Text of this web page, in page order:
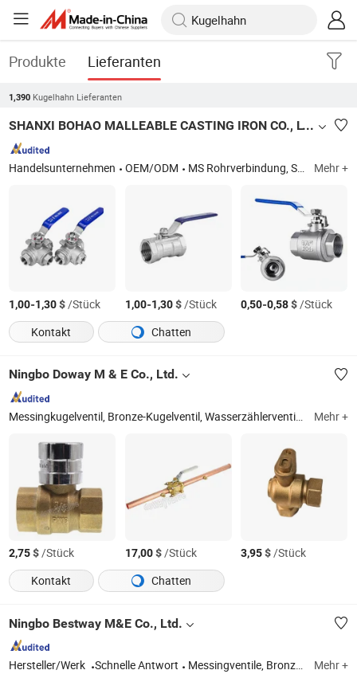
Produkte Lieferanten
1,390 Kugelhahn Lieferanten
SHANXI BOHAO MALLEABLE CASTING IRON CO., LTD
Handelsunternehmen OEM/ODM MS Rohrverbindung, SS Rohrverbindung, SS Gewindehahn, SS Flanschventil, WCB Flanschventil, gerillte Rohrverbindung, Bogen, T-Stück, Muffe, Nippel, Verbindung, Stopfen, Buchse, Kupplung, Kappe Mehr +
1,00-1,30$/Stück 1,00-1,30$/Stück 0,50-0,58$/Stück
Kontakt
Chatten
Ningbo Doway M & E Co., Ltd.
Messingkugelventil, Bronze-Kugelventil, Wasserzählerventil, Rohrverbindungen, Heizkörperventil, Messing-Bibcock, PPR-Verbindungen, Absperrventil, Rückschlagventil, Winkelventil Mehr +
2,75$/Stück 17,00$/Stück 3,95$/Stück
Kontakt
Chatten
Ningbo Bestway M&E Co., Ltd.
Hersteller/Werk Schnelle Antwort Messingventile, Bronzeventil, Wasserzähler, abschließbares Ventil, Messingabsperrventil, Kunststoff-Wasserzählerbox, Messingfittings, Magnet, Rückschlagventil, Messingfilter Mehr +